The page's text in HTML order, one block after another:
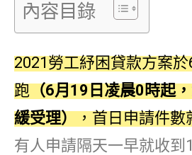
內容目錄
2021勞工紓困貸款方案
跑 （6月19日凌晨0時起，
緩受理）
，首日申請件
有人申請隔天一早就收到